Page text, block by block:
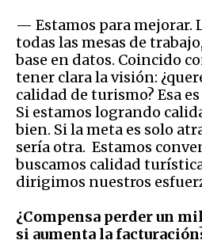
— Estamos para mejorar.
todas las mesas de
base en datos. Coincido
tener clara la visión:
calidad de turismo? Esa
Si estamos logrando
bien. Si la meta es solo
sería otra. Estamos
buscamos calidad
dirigimos nuestros
¿Compensa perder un
si aumenta la